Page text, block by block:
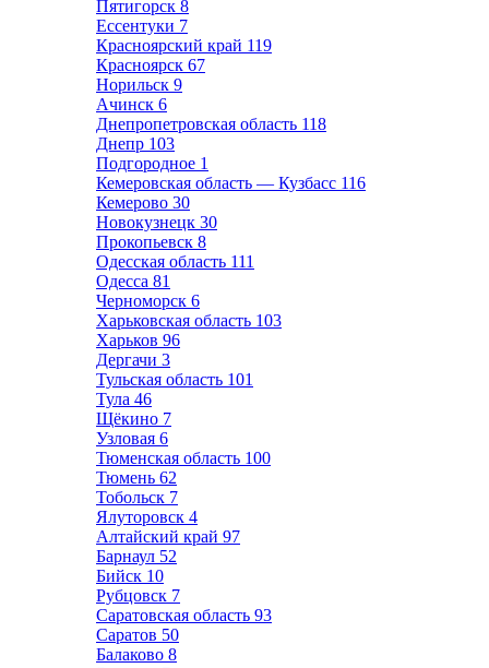
Пятигорск 8
Ессентуки 7
Красноярский край 119
Красноярск 67
Норильск 9
Ачинск 6
Днепропетровская область 118
Днепр 103
Подгородное 1
Кемеровская область — Кузбасс 116
Кемерово 30
Новокузнецк 30
Прокопьевск 8
Одесская область 111
Одесса 81
Черноморск 6
Харьковская область 103
Харьков 96
Дергачи 3
Тульская область 101
Тула 46
Щёкино 7
Узловая 6
Тюменская область 100
Тюмень 62
Тобольск 7
Ялуторовск 4
Алтайский край 97
Барнаул 52
Бийск 10
Рубцовск 7
Саратовская область 93
Саратов 50
Балаково 8